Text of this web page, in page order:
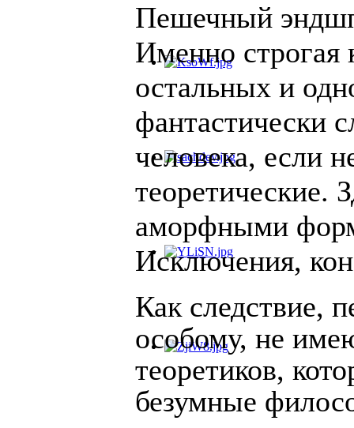
Пешечный
Именно строгая
остальных и
фантастически
человека, если
теоретические.
аморфными
Исключения,
Как следствие,
особому, не
теоретиков,
безумные